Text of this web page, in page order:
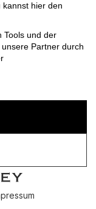
kannst hier den
Tools und der
Partner durch